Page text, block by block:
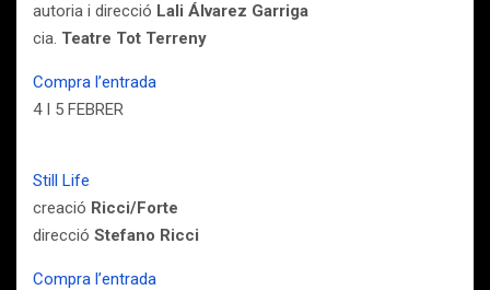
autoria i direcció Lali Álvarez Garriga
cia. Teatre Tot Terreny
Compra l’entrada
4 I 5 FEBRER
Still Life
creació Ricci/Forte
direcció Stefano Ricci
Compra l’entrada